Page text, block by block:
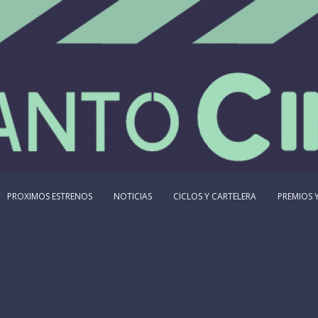
PROXIMOS ESTRENOS NOTICIAS CICLOS Y CARTELERA PREMIOS